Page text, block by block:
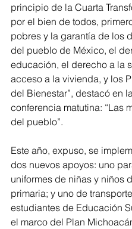
principio de la Cuarta
por el bien de todos,
pobres y la garantía de los
del pueblo de México, el
educación, el derecho a la
acceso a la vivienda, y los
del Bienestar”, destacó en
conferencia matutina: “Las
del pueblo”.
Este año, expuso, se
dos nuevos apoyos: uno
uniformes de niñas y niños
primaria; y uno de
estudiantes de Educación
el marco del Plan